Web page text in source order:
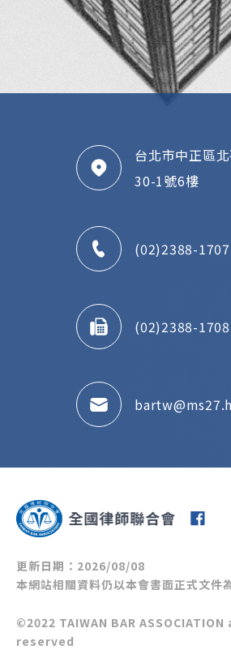
台北市中正區
30-1號6樓
(02)2388-1707
(02)2388-1708
更新日期：2026/08/08
本網站相關資料仍以本會書面正式文件
©2022 TAIWAN BAR
reserved